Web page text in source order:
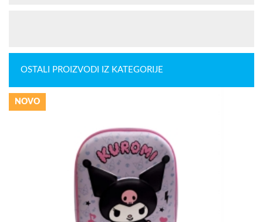
OSTALI PROIZVODI IZ KATEGORIJE
NOVO